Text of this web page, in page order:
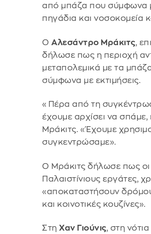
από μπάζα που σύμφωνα
πηγάδια και νοσοκομεία
ΟΑλεσάντρο Μράκιτς,
δήλωσε πως η περιοχή
μεταπολεμικά με τα
σύμφωνα με εκτιμήσεις.
«Πέρα από τη
έχουμε αρχίσει να σπάμε,
Μράκιτς. «Έχουμε
συγκεντρώσαμε».
Ο Μράκιτς δήλωσε πως οι
Παλαιστίνιους εργάτες,
«αποκαταστήσουν
και κοινοτικές κουζίνες».
ΣτηΧαν Γιούνις, στη